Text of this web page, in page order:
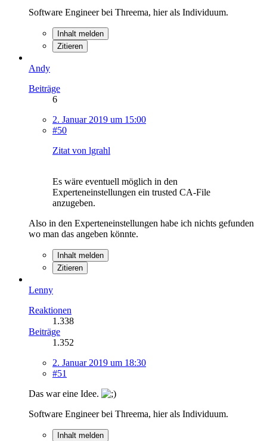
Software Engineer bei Threema, hier als Individuum.
Inhalt melden
Zitieren
Andy
Beiträge
6
2. Januar 2019 um 15:00
#50
Zitat von lgrahl
Es wäre eventuell möglich in den
Experteneinstellungen ein trusted CA-File
anzugeben.
Also in den Experteneinstellungen habe ich nichts gefunden
wo man das angeben könnte.
Inhalt melden
Zitieren
Lenny
Reaktionen
1.338
Beiträge
1.352
2. Januar 2019 um 18:30
#51
Das war eine Idee.
Software Engineer bei Threema, hier als Individuum.
Inhalt melden